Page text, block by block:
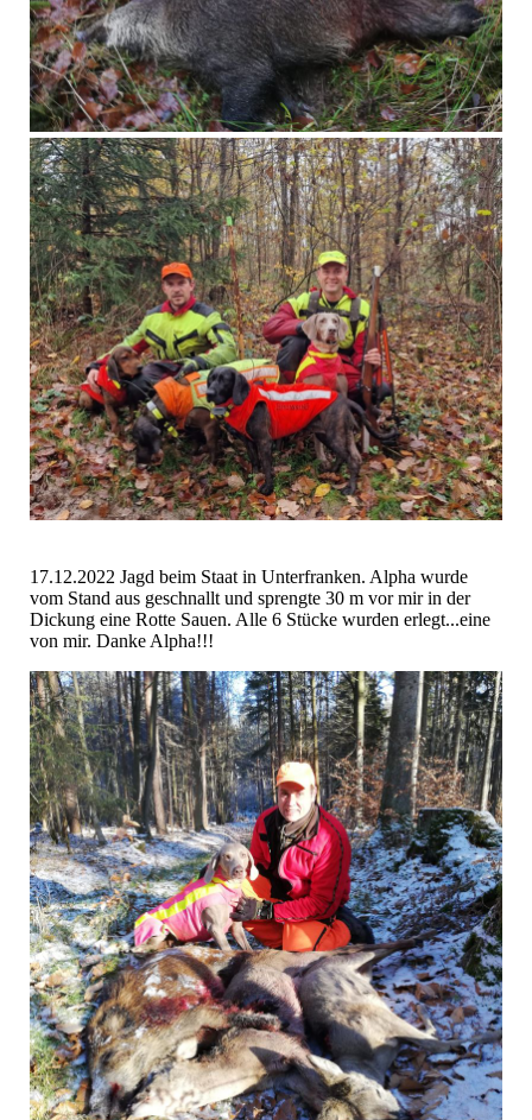
17.12.2022 Jagd beim Staat in Unterfranken. Alpha wurde
vom Stand aus geschnallt und sprengte 30 m vor mir in der
Dickung eine Rotte Sauen. Alle 6 Stücke wurden erlegt...eine
von mir. Danke Alpha!!!